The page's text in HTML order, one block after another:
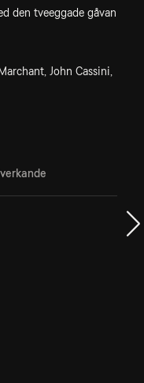
den tveeggade gåvan
John Cassini,